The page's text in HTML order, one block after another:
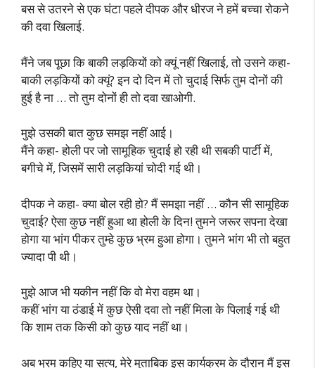
बस से उतरने से एक घंटा पहले दीपक और धीरज ने हमें बच्चा रोकने
की दवा खिलाई.
मैंने जब पूछा कि बाकी लड़कियों को क्यूं नहीं खिलाई, तो उसने कहा-
बाकी लड़कियों को क्यूं? इन दो दिन में तो चुदाई सिर्फ तुम दोनों की
हुई है ना … तो तुम दोनों ही तो दवा खाओगी.
मुझे उसकी बात कुछ समझ नहीं आई।
मैंने कहा- होली पर जो सामूहिक चुदाई हो रही थी सबकी पार्टी में,
बगीचे में, जिसमें सारी लड़कियां चोदी गई थी।
दीपक ने कहा- क्या बोल रही हो? मैं समझा नहीं … कौन सी सामूहिक
चुदाई? ऐसा कुछ नहीं हुआ था होली के दिन! तुमने जरूर सपना देखा
होगा या भांग पीकर तुम्हे कुछ भ्रम हुआ होगा। तुमने भांग भी तो बहुत
ज्यादा पी थी।
मुझे आज भी यकीन नहीं कि वो मेरा वहम था।
कहीं भांग या ठंडाई में कुछ ऐसी दवा तो नहीं मिला के पिलाई गई थी
कि शाम तक किसी को कुछ याद नहीं था।
अब भ्रम कहिए या सत्य, मेरे मुताबिक इस कार्यक्रम के दौरान मैं इस